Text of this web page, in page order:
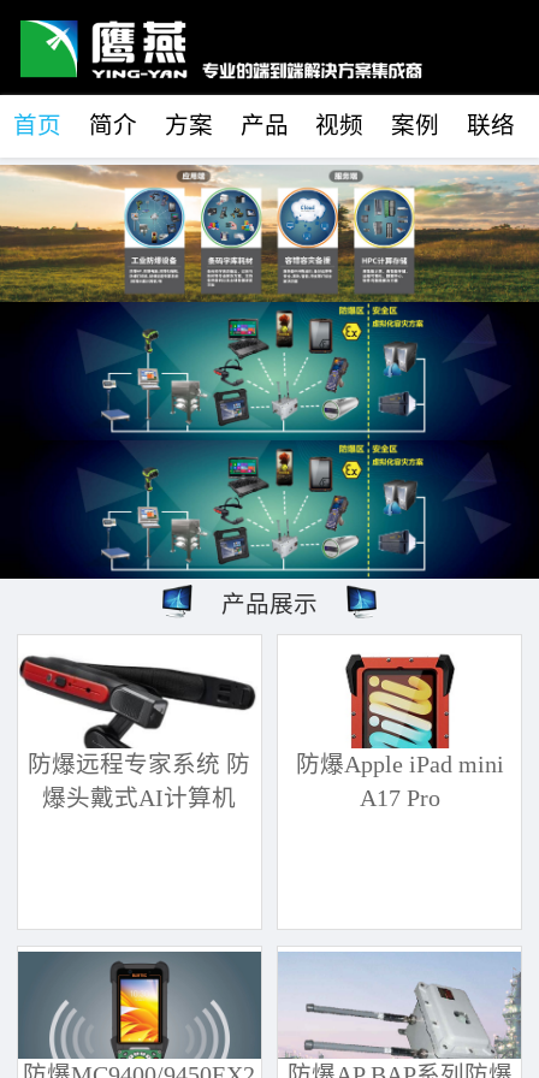
首页 简介 方案 产品 视频 案例 联络
产品展示
防爆远程专家系统 防
爆头戴式AI计算机
防爆Apple iPad mini
A17 Pro